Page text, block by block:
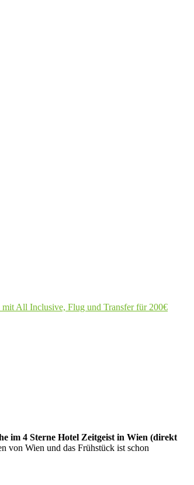
All Inclusive, Flug und Transfer für 200€
im 4 Sterne Hotel Zeitgeist in Wien (direkt
von Wien und das Frühstück ist schon